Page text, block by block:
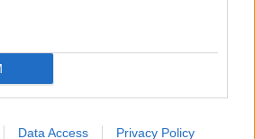
Data Access Privacy Policy